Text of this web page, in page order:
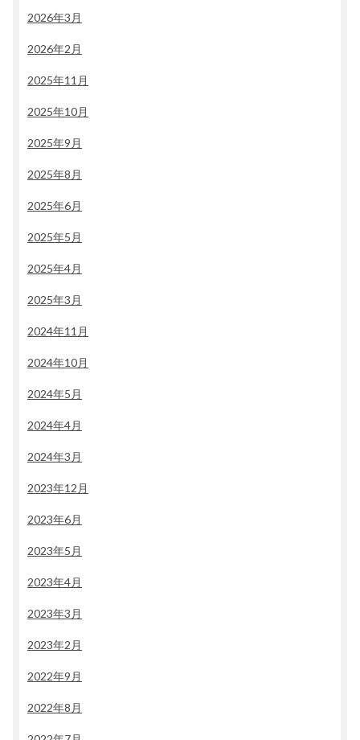
2026年3月
2026年2月
2025年11月
2025年10月
2025年9月
2025年8月
2025年6月
2025年5月
2025年4月
2025年3月
2024年11月
2024年10月
2024年5月
2024年4月
2024年3月
2023年12月
2023年6月
2023年5月
2023年4月
2023年3月
2023年2月
2022年9月
2022年8月